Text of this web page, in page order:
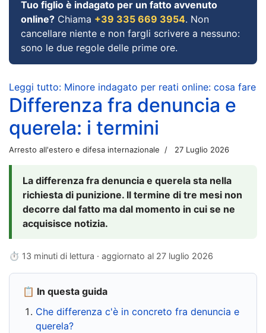
Tuo figlio è indagato per un fatto avvenuto
online? Chiama +39 335 669 3954. Non
cancellare niente e non fargli scrivere a nessuno:
sono le due regole delle prime ore.
Leggi tutto: Minore indagato per reati online: cosa fare
Differenza fra denuncia e
querela: i termini
Arresto all'estero e difesa internazionale 27 Luglio 2026
La differenza fra denuncia e querela sta nella
richiesta di punizione. Il termine di tre mesi non
decorre dal fatto ma dal momento in cui se ne
acquisisce notizia.
⏱ 13 minuti di lettura · aggiornato al 27 luglio 2026
📋 In questa guida
Che differenza c'è in concreto fra denuncia e
querela?